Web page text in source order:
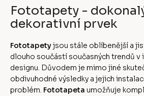
Fototapety -
dekorativní prvek
Fototapetyjsou stále oblíbenější a
dlouho součástí současných trendů v
designu. Důvodem je mimo jiné
obdivuhodné výsledky a jejich
problém. Fototapeta umožňuje